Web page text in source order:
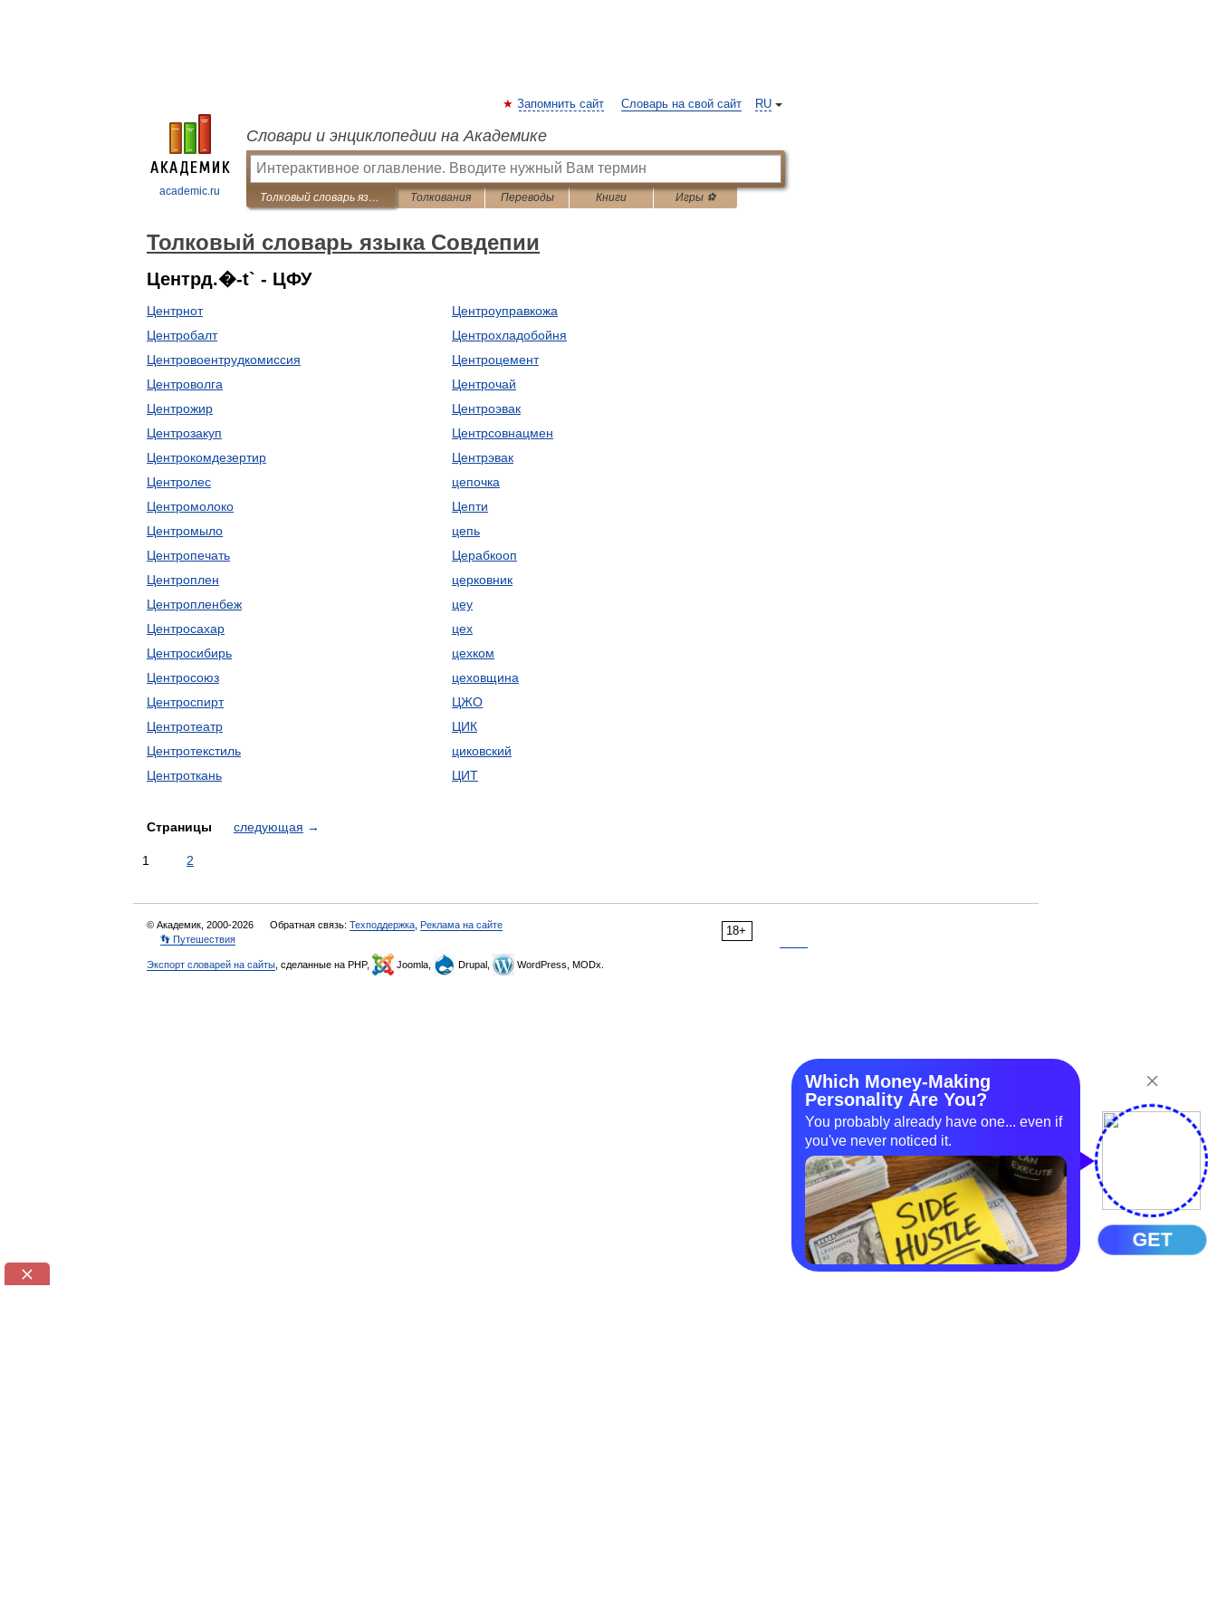
academic.ru
RU
Запомнить сайт Словарь на свой сайт
Словари и энциклопедии на Академике
Толковый словарь языка Совдепии Толкования Переводы Книги Игры ⚽
Толковый словарь языка Совдепии
Центрд.�-t` - ЦФУ
Центрнот
Центробалт
Центровоентрудкомиссия
Центроволга
Центрожир
Центрозакуп
Центрокомдезертир
Центролес
Центромолоко
Центромыло
Центропечать
Центроплен
Центропленбеж
Центросахар
Центросибирь
Центросоюз
Центроспирт
Центротеатр
Центротекстиль
Центроткань
Центроуправкожа
Центрохладобойня
Центроцемент
Центрочай
Центроэвак
Центрсовнацмен
Центрэвак
цепочка
Цепти
цепь
Церабкооп
церковник
цеу
цех
цехком
цеховщина
ЦЖО
ЦИК
циковский
ЦИТ
Страницы следующая →
1 2
18+
© Академик, 2000-2026 Обратная связь: Техподдержка Реклама на сайте
👣 Путешествия
Экспорт словарей на сайты , сделанные на PHP, Joomla, Drupal, WordPress, MODx.